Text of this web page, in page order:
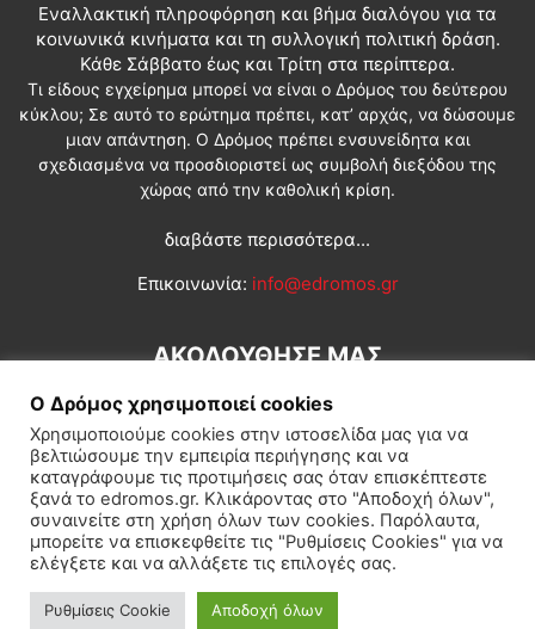
Εναλλακτική πληροφόρηση και βήμα διαλόγου για τα
κοινωνικά κινήματα και τη συλλογική πολιτική δράση.
Κάθε Σάββατο έως και Τρίτη στα περίπτερα.
Τι είδους εγχείρημα μπορεί να είναι ο Δρόμος του δεύτερου
κύκλου; Σε αυτό το ερώτημα πρέπει, κατ’ αρχάς, να δώσουμε
μιαν απάντηση. Ο Δρόμος πρέπει ενσυνείδητα και
σχεδιασμένα να προσδιοριστεί ως συμβολή διεξόδου της
χώρας από την καθολική κρίση.
διαβάστε περισσότερα...
Επικοινωνία: info@edromos.gr
ΑΚΟΛΟΥΘΗΣΕ ΜΑΣ
Εγγραφή συνδρομητή Πολιτική Διεθνή Κοινωνία
Πολιτισμός Αφιερώματα
Ο Δρόμος χρησιμοποιεί cookies
Χρησιμοποιούμε cookies στην ιστοσελίδα μας για να
βελτιώσουμε την εμπειρία περιήγησης και να
καταγράφουμε τις προτιμήσεις σας όταν επισκέπτεστε
ξανά το edromos.gr. Κλικάροντας στο "Αποδοχή όλων",
συναινείτε στη χρήση όλων των cookies. Παρόλαυτα,
μπορείτε να επισκεφθείτε τις "Ρυθμίσεις Cookies" για να
ελέγξετε και να αλλάξετε τις επιλογές σας.
Ρυθμίσεις Cookie Αποδοχή όλων